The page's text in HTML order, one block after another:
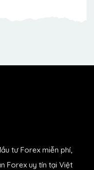
tư Forex miễn phí,
Forex uy tín tại Việt